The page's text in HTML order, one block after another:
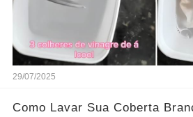
29/07/2025
Como Lavar Sua Coberta